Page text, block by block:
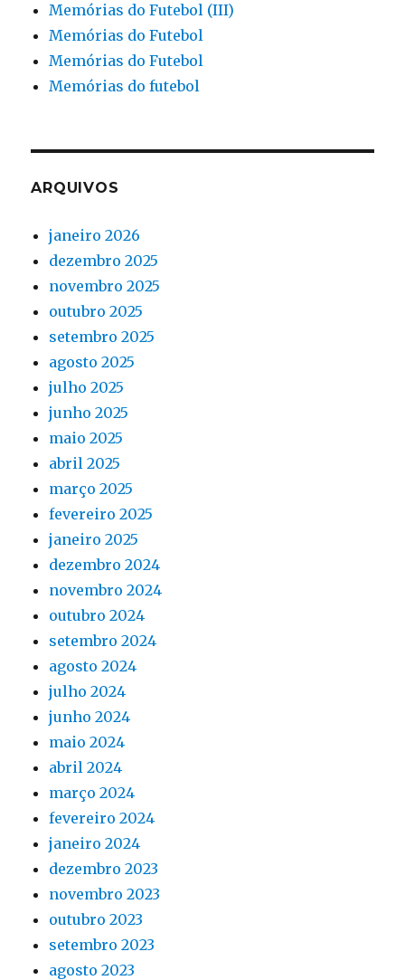
Memórias do Futebol (III)
Memórias do Futebol
Memórias do Futebol
Memórias do futebol
ARQUIVOS
janeiro 2026
dezembro 2025
novembro 2025
outubro 2025
setembro 2025
agosto 2025
julho 2025
junho 2025
maio 2025
abril 2025
março 2025
fevereiro 2025
janeiro 2025
dezembro 2024
novembro 2024
outubro 2024
setembro 2024
agosto 2024
julho 2024
junho 2024
maio 2024
abril 2024
março 2024
fevereiro 2024
janeiro 2024
dezembro 2023
novembro 2023
outubro 2023
setembro 2023
agosto 2023